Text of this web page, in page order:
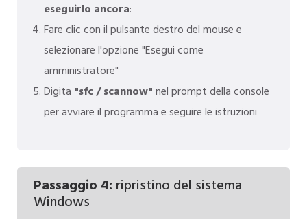
eseguirlo ancora:
Fare clic con il pulsante destro del mouse e
selezionare l'opzione "Esegui come
amministratore"
Digita "sfc / scannow"nel prompt della console
per avviare il programma e seguire le istruzioni
Passaggio 4: ripristino del sistema
Windows